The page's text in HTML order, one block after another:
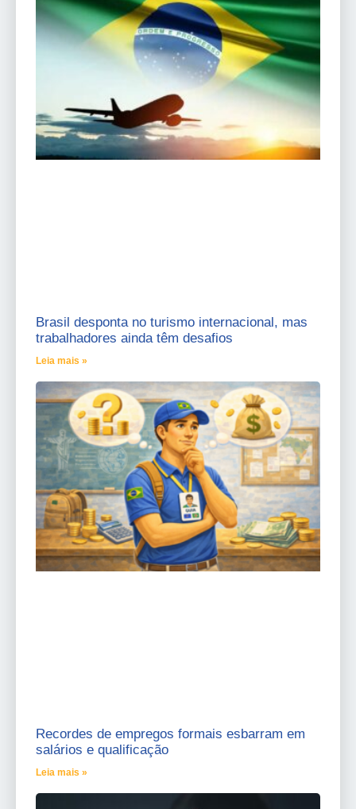
Brasil desponta no turismo internacional, mas
trabalhadores ainda têm desafios
Leia mais »
Recordes de empregos formais esbarram em
salários e qualificação
Leia mais »